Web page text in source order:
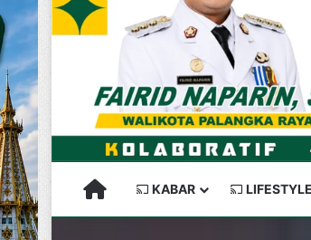
PALANGKARAYA SEMAKIN KEREN
KABAR LIFESTYLE